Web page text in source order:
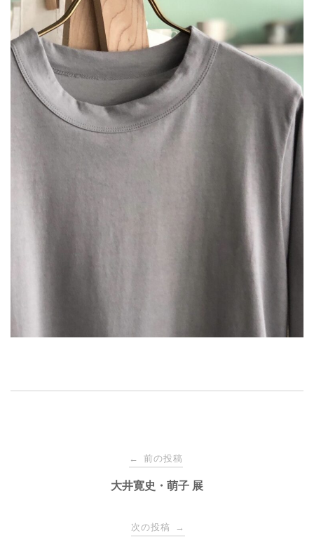
← 前の投稿
大井寛史・萌子 展
次の投稿 →